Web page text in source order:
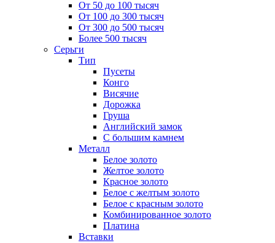
От 50 до 100 тысяч
От 100 до 300 тысяч
От 300 до 500 тысяч
Более 500 тысяч
Серьги
Тип
Пусеты
Конго
Висячие
Дорожка
Груша
Английский замок
С большим камнем
Металл
Белое золото
Желтое золото
Красное золото
Белое с желтым золото
Белое с красным золото
Комбинированное золото
Платина
Вставки